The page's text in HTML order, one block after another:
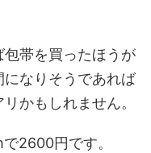
帯を買ったほうが
なりそうであれば
かもしれません。
2600円です。